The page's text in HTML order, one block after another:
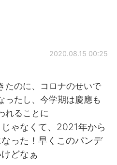
App
中文
2020.08.15 00:25
たのに、コロナのせいで
ったし、今学期は慶應も
れることに
ゃなくて、2021年から
った！早くこのパンデ
どなぁ